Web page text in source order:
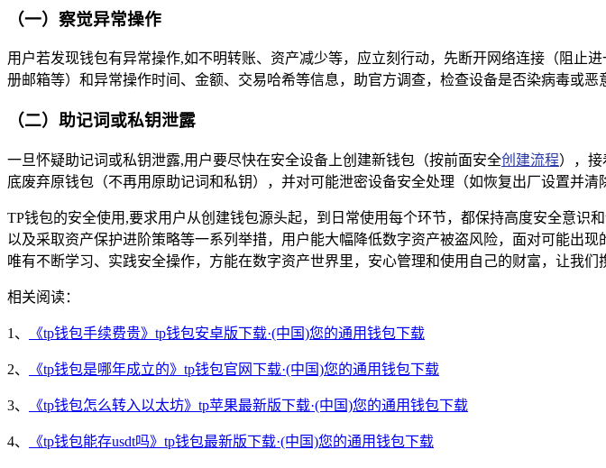
（一）察觉异常操作
用户若发现钱包有异常操作,如不明转账、资产减少等，应立刻行动，先断开网络连接（阻止
册邮箱等）和异常操作时间、金额、交易哈希等信息，助官方调查，检查设备是否染病毒或恶
（二）助记词或私钥泄露
一旦怀疑助记词或私钥泄露,用户要尽快在安全设备上创建新钱包（按前面安全创建流程），
底废弃原钱包（不再用原助记词和私钥），并对可能泄密设备安全处理（如恢复出厂设置并清
TP钱包的安全使用,要求用户从创建钱包源头起，到日常使用每个环节，都保持高度安全意
以及采取资产保护进阶策略等一系列举措，用户能大幅降低数字资产被盗风险，面对可能出
唯有不断学习、实践安全操作，方能在数字资产世界里，安心管理和使用自己的财富，让我们
相关阅读：
1、 《tp钱包手续费贵》tp钱包安卓版下载·(中国)您的通用钱包下载
2、 《tp钱包是哪年成立的》tp钱包官网下载·(中国)您的通用钱包下载
3、 《tp钱包怎么转入以太坊》tp苹果最新版下载·(中国)您的通用钱包下载
4、 《tp钱包能存usdt吗》tp钱包最新版下载·(中国)您的通用钱包下载